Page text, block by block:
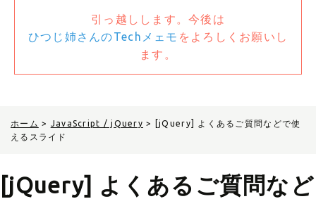
引っ越しします。今後は
ひつじ姉さんのTechメェモ をよろしくお願いし
ます。
ホーム > JavaScript / jQuery >
[jQuery] よくあるご質問などで使
えるスライド
[jQuery] よくあるご質問など